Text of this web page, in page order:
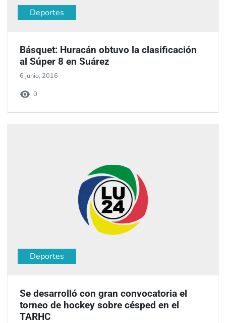
Deportes
Básquet: Huracán obtuvo la clasificación
al Súper 8 en Suárez
6 junio, 2016
0
Deportes
Se desarrolló con gran convocatoria el
torneo de hockey sobre césped en el
TARHC